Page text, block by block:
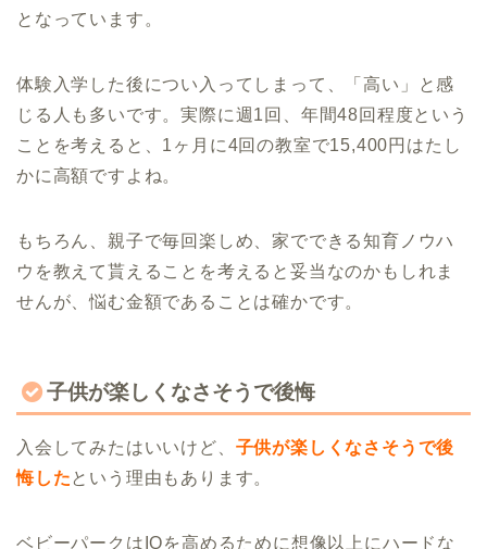
となっています。
体験入学した後につい入ってしまって、「高い」と感
じる人も多いです。実際に週1回、年間48回程度という
ことを考えると、1ヶ月に4回の教室で15,400円はたし
かに高額ですよね。
もちろん、親子で毎回楽しめ、家でできる知育ノウハ
ウを教えて貰えることを考えると妥当なのかもしれま
せんが、悩む金額であることは確かです。
子供が楽しくなさそうで後悔
入会してみたはいいけど、 子供が楽しくなさそうで後
悔したという理由もあります。
ベビーパークはIQを高めるために想像以上にハードな